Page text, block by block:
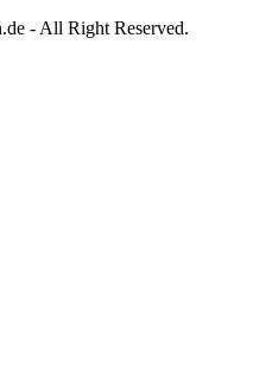
- All Right Reserved.